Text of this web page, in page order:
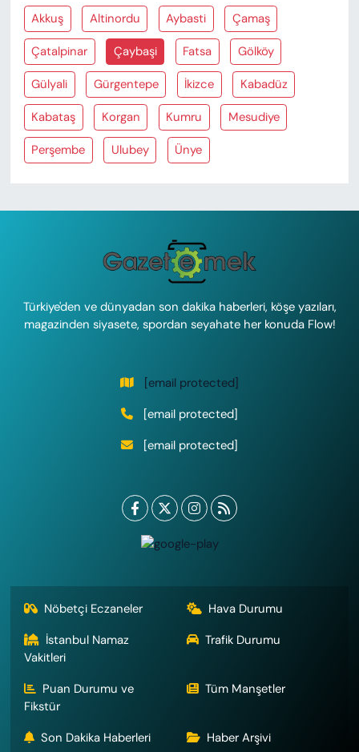
Akkuş Altinordu Aybasti Çamaş
Çatalpinar Çaybaşi Fatsa Gölköy
Gülyali Gürgentepe İkizce Kabadüz
Kabataş Korgan Kumru Mesudiye
Perşembe Ulubey Ünye
Türkiye'den ve dünyadan son dakika haberleri, köşe yazıları,
magazinden siyasete, spordan seyahate her konuda Flow!
[email protected]
[email protected]
[email protected]
Nöbetçi Eczaneler
Hava Durumu
İstanbul Namaz
Vakitleri
Trafik Durumu
Puan Durumu ve
Fikstür
Tüm Manşetler
Son Dakika Haberleri Haber Arşivi
VAN VE DİYARBAKIR HABERLERİ